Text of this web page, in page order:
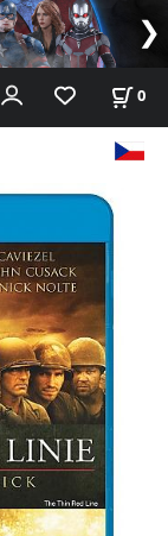
0